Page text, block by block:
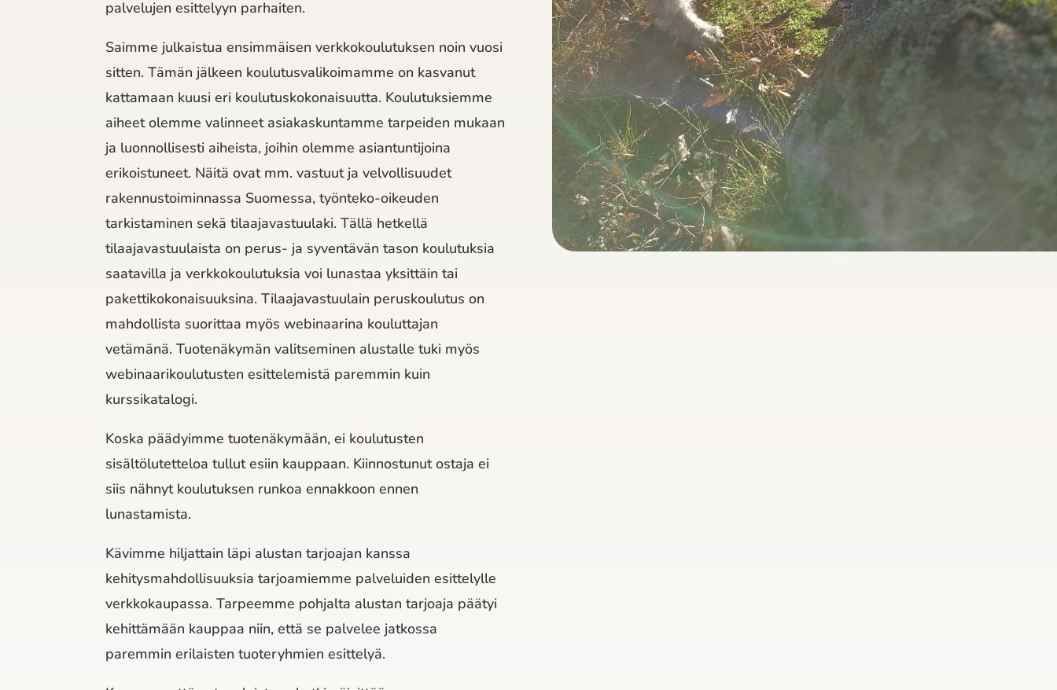
palvelujen esittelyyn parhaiten.
Saimme julkaistua ensimmäisen verkkokoulutuksen noin vuosi
sitten. Tämän jälkeen koulutusvalikoimamme on kasvanut
kattamaan kuusi eri koulutuskokonaisuutta. Koulutuksiemme
aiheet olemme valinneet asiakaskuntamme tarpeiden mukaan
ja luonnollisesti aiheista, joihin olemme asiantuntijoina
erikoistuneet. Näitä ovat mm. vastuut ja velvollisuudet
rakennustoiminnassa Suomessa, työnteko-oikeuden
tarkistaminen sekä tilaajavastuulaki. Tällä hetkellä
tilaajavastuulaista on perus- ja syventävän tason koulutuksia
saatavilla ja verkkokoulutuksia voi lunastaa yksittäin tai
pakettikokonaisuuksina. Tilaajavastuulain peruskoulutus on
mahdollista suorittaa myös webinaarina kouluttajan
vetämänä. Tuotenäkymän valitseminen alustalle tuki myös
webinaarikoulutusten esittelemistä paremmin kuin
kurssikatalogi.
Koska päädyimme tuotenäkymään, ei koulutusten
sisältölutetteloa tullut esiin kauppaan. Kiinnostunut ostaja ei
siis nähnyt koulutuksen runkoa ennakkoon ennen
lunastamista.
Kävimme hiljattain läpi alustan tarjoajan kanssa
kehitysmahdollisuuksia tarjoamiemme palveluiden esittelylle
verkkokaupassa. Tarpeemme pohjalta alustan tarjoaja päätyi
kehittämään kauppaa niin, että se palvelee jatkossa
paremmin erilaisten tuoteryhmien esittelyä.